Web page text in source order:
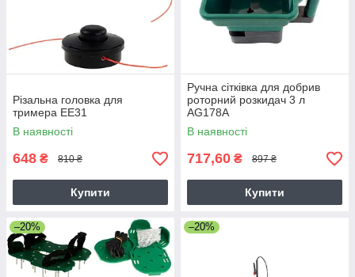
Різальна головка для
тримера EE31
В наявності
648 ₴ 810 ₴
Купити
Ручна сітківка для добрив
роторний розкидач 3 л
AG178A
В наявності
717,60 ₴ 897 ₴
Купити
–20% –20%